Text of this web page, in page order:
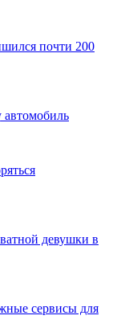
почти 200
девушки в
сервисы для